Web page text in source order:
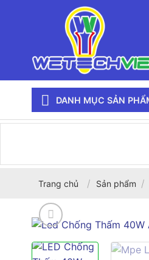
DANH MỤC SẢN
Trang chủ / Sản phẩm /